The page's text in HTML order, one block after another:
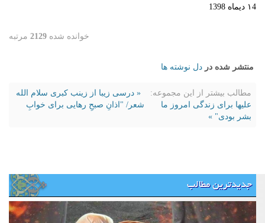
١4 دیماه 1398
خوانده شده 2129 مرتبه
منتشر شده در دل نوشته ها
مطالب بیشتر از این مجموعه:
« درسی زیبا از زینب کبری سلام الله
علیها برای زندگی امروز ما
شعر/ "اذانِ صبحِ رهایی برای خوابِ
بشر بودی" »
جدیدترین مطالب